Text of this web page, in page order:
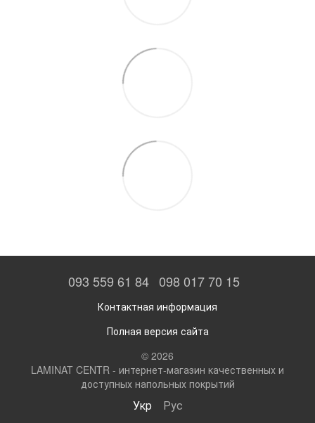
093 559 61 84 098 017 70 15
Контактная информация
Полная версия сайта
© 2026
LAMINAT CENTR - интернет-магазин качественных и
доступных напольных покрытий
Укр Рус